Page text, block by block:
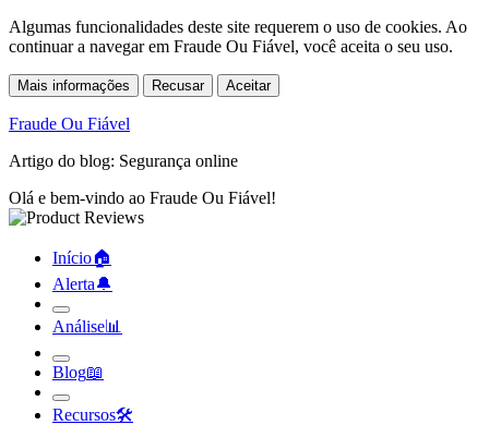
Algumas funcionalidades deste site requerem o uso de cookies. Ao
continuar a navegar em Fraude Ou Fiável, você aceita o seu uso.
Mais informações Recusar Aceitar
Fraude Ou Fiável
Artigo do blog: Segurança online
Olá e bem-vindo ao Fraude Ou Fiável!
Início🏠︎
Alerta🔔︎
Análise📊︎
Blog📖︎
Recursos🛠︎